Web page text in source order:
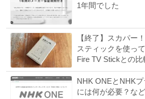
1年間でした
【終了】スカパー
スティックを使っ
Fire TV Stickとの比
NHK ONEとNHK
には何が必要？な